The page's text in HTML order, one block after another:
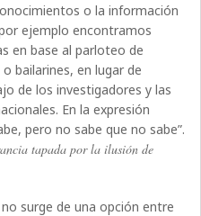
o la información
ejemplo encontramos
en base al parloteo de
bailarines, en lugar de
de los investigadores y las
En la expresión
pero no sabe que no sabe”.
tapada por la ilusión de
surge de una opción entre